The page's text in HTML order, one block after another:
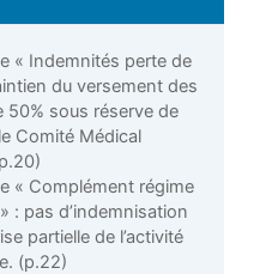
« Indemnités perte de
du versement des
50% sous réserve de
Comité Médical
« Complément régime
: pas d’indemnisation
partielle de l’activité
(p.22)